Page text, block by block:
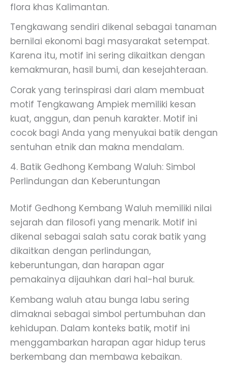
flora khas Kalimantan.
Tengkawang sendiri dikenal sebagai tanaman
bernilai ekonomi bagi masyarakat setempat.
Karena itu, motif ini sering dikaitkan dengan
kemakmuran, hasil bumi, dan kesejahteraan.
Corak yang terinspirasi dari alam membuat
motif Tengkawang Ampiek memiliki kesan
kuat, anggun, dan penuh karakter. Motif ini
cocok bagi Anda yang menyukai batik dengan
sentuhan etnik dan makna mendalam.
4. Batik Gedhong Kembang Waluh: Simbol
Perlindungan dan Keberuntungan
Motif Gedhong Kembang Waluh memiliki nilai
sejarah dan filosofi yang menarik. Motif ini
dikenal sebagai salah satu corak batik yang
dikaitkan dengan perlindungan,
keberuntungan, dan harapan agar
pemakainya dijauhkan dari hal-hal buruk.
Kembang waluh atau bunga labu sering
dimaknai sebagai simbol pertumbuhan dan
kehidupan. Dalam konteks batik, motif ini
menggambarkan harapan agar hidup terus
berkembang dan membawa kebaikan.